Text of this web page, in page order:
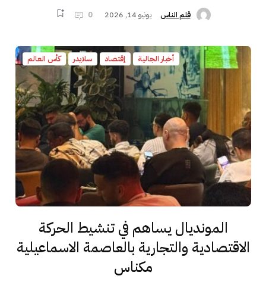
قلم الناس يونيو 14, 2026 0
أخبار الجالية إقتصاد سلايدر كأس العالم
المونديال يساهم في تنشيط الحركة
الاقتصادية والتجارية بالعاصمة الاسماعيلية
مكناس